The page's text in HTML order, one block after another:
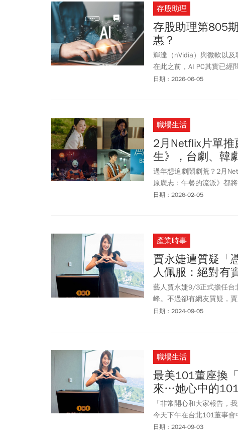
存股助理
存股助理第805
惠？
輝達（nVidia）與微軟以及
在此之前，AI PC其實已經
PC真的會如黃仁勳所言，
日期：2026-06-05
職場生活
2月Netflix片單
生》，台劇、韓
過年想追劇鬧劇荒？2月
原廣志：午餐的流派》都
理》，融入網紅時代與犯
日期：2026-02-05
產業時事
賈永婕遭質疑「
人佩服：絕對有
藝人賈永婕9/3正式擔任台
峰。不過卻有網友質疑，
勢，強調賈永婕並不是「
日期：2024-09-05
職場生活
最美101董座換
來…她心中的
「非常開心和大家報告，
今天下午在台北101董事
數通過。台北101總經理朱
日期：2024-09-03